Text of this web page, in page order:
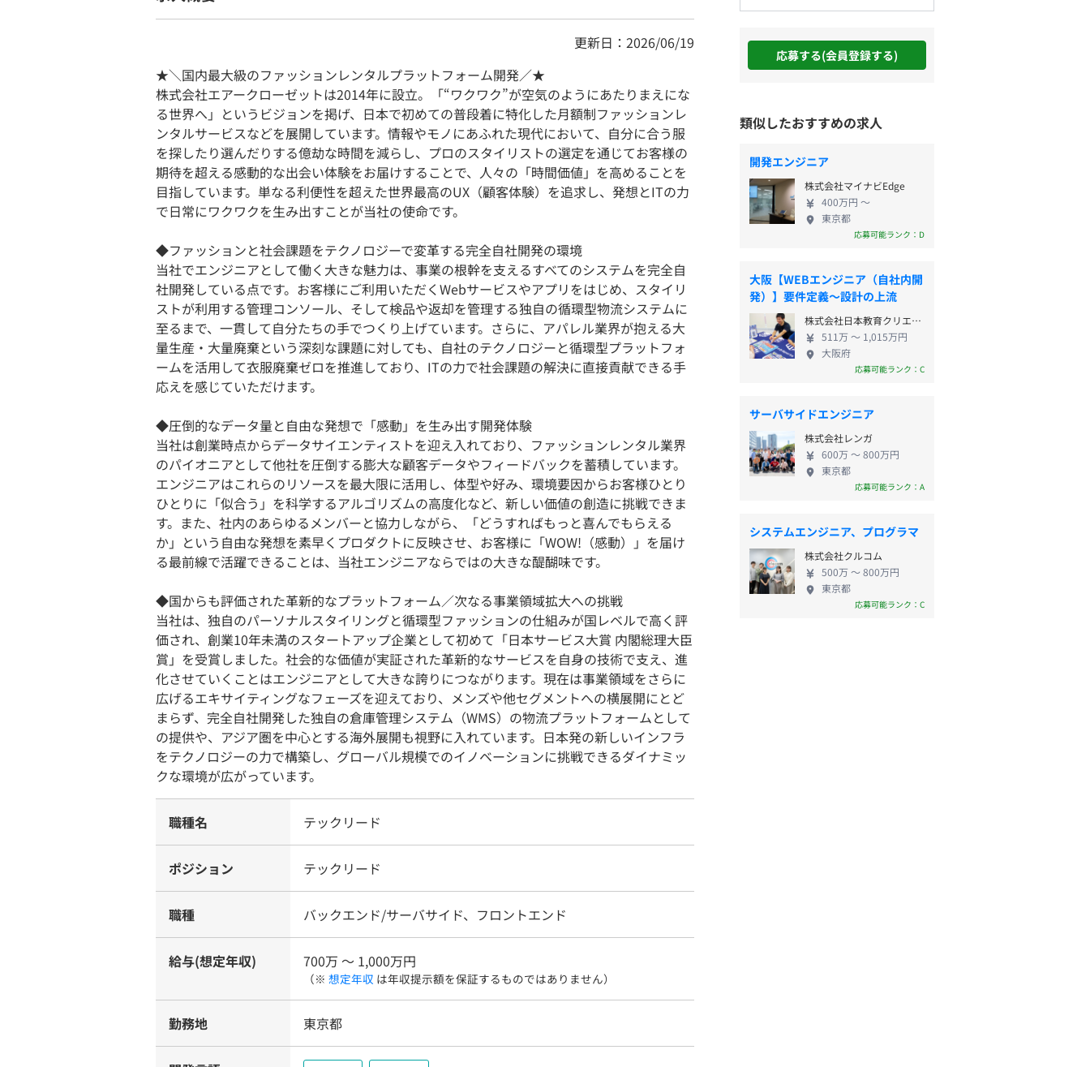
更新日：2026/06/19
★＼国内最大級のファッションレンタルプラットフォーム開発／★
株式会社エアークローゼットは2014年に設立。「“ワクワク”が空気のようにあたりまえにな
る世界へ」というビジョンを掲げ、日本で初めての普段着に特化した月額制ファッションレ
ンタルサービスなどを展開しています。情報やモノにあふれた現代において、自分に合う服
を探したり選んだりする億劫な時間を減らし、プロのスタイリストの選定を通じてお客様の
期待を超える感動的な出会い体験をお届けすることで、人々の「時間価値」を高めることを
目指しています。単なる利便性を超えた世界最高のUX（顧客体験）を追求し、発想とITの力
で日常にワクワクを生み出すことが当社の使命です。
◆ファッションと社会課題をテクノロジーで変革する完全自社開発の環境
当社でエンジニアとして働く大きな魅力は、事業の根幹を支えるすべてのシステムを完全自
社開発している点です。お客様にご利用いただくWebサービスやアプリをはじめ、スタイリ
ストが利用する管理コンソール、そして検品や返却を管理する独自の循環型物流システムに
至るまで、一貫して自分たちの手でつくり上げています。さらに、アパレル業界が抱える大
量生産・大量廃棄という深刻な課題に対しても、自社のテクノロジーと循環型プラットフォ
ームを活用して衣服廃棄ゼロを推進しており、ITの力で社会課題の解決に直接貢献できる手
応えを感じていただけます。
◆圧倒的なデータ量と自由な発想で「感動」を生み出す開発体験
当社は創業時点からデータサイエンティストを迎え入れており、ファッションレンタル業界
のパイオニアとして他社を圧倒する膨大な顧客データやフィードバックを蓄積しています。
エンジニアはこれらのリソースを最大限に活用し、体型や好み、環境要因からお客様ひとり
ひとりに「似合う」を科学するアルゴリズムの高度化など、新しい価値の創造に挑戦できま
す。また、社内のあらゆるメンバーと協力しながら、「どうすればもっと喜んでもらえる
か」という自由な発想を素早くプロダクトに反映させ、お客様に「WOW!（感動）」を届け
る最前線で活躍できることは、当社エンジニアならではの大きな醍醐味です。
◆国からも評価された革新的なプラットフォーム／次なる事業領域拡大への挑戦
当社は、独自のパーソナルスタイリングと循環型ファッションの仕組みが国レベルで高く評
価され、創業10年未満のスタートアップ企業として初めて「日本サービス大賞 内閣総理大臣
賞」を受賞しました。社会的な価値が実証された革新的なサービスを自身の技術で支え、進
化させていくことはエンジニアとして大きな誇りにつながります。現在は事業領域をさらに
広げるエキサイティングなフェーズを迎えており、メンズや他セグメントへの横展開にとど
まらず、完全自社開発した独自の倉庫管理システム（WMS）の物流プラットフォームとして
の提供や、アジア圏を中心とする海外展開も視野に入れています。日本発の新しいインフラ
をテクノロジーの力で構築し、グローバル規模でのイノベーションに挑戦できるダイナミッ
クな環境が広がっています。
職種名 テックリード
ポジション テックリード
職種 バックエンド/サーバサイド、フロントエンド
給与(想定年収) 700万 〜 1,000万円
（※ 想定年収 は年収提示額を保証するものではありません）
勤務地 東京都
応募する(会員登録する)
類似したおすすめの求人
開発エンジニア
株式会社マイナビEdge
400万円 〜
東京都
応募可能ランク：D
大阪【WEBエンジニア（自社内開
発）】要件定義～設計の上流
株式会社日本教育クリエイト
511万 〜 1,015万円
大阪府
応募可能ランク：C
サーバサイドエンジニア
株式会社レンガ
600万 〜 800万円
東京都
応募可能ランク：A
システムエンジニア、プログラマ
株式会社クルコム
500万 〜 800万円
東京都
応募可能ランク：C